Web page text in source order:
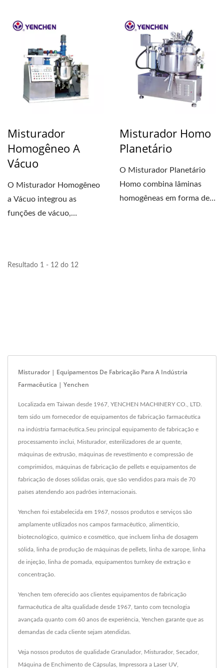
secagem,...
Misturador
Homogêneo A
Vácuo
O Misturador Homogêneo
a Vácuo integrou as
funções de vácuo,
Misturador Homo
Planetário
O Misturador Planetário
Homo combina lâminas
homogêneas em forma de
Resultado 1 - 12 do 12
Misturador | Equipamentos De Fabricação Para A Indústria
Farmacêutica | Yenchen
Localizada em Taiwan desde 1967, YENCHEN MACHINERY CO., LTD.
tem sido um fornecedor de equipamentos de fabricação farmacêutica
na indústria farmacêutica.Seu principal equipamento de fabricação e
processamento inclui, Misturador, esterilizadores de ar quente,
máquinas de extrusão, máquinas de revestimento e compressão de
comprimidos, máquinas de fabricação de pellets e equipamentos de
fabricação de doses sólidas orais, que são vendidos para mais de 70
países atendendo aos padrões internacionais.
Yenchen foi estabelecida em 1967, nossos produtos e serviços são
amplamente utilizados nos campos farmacêutico, alimentício,
biotecnológico, químico e cosmético, que incluem linha de dosagem
sólida, linha de produção de máquinas de pellets, linha de xarope, linha
de injeção, linha de pomada, equipamentos turnkey de extração e
concentração.
Yenchen tem oferecido aos clientes equipamentos de fabricação
farmacêutica de alta qualidade desde 1967, tanto com tecnologia
avançada quanto com 60 anos de experiência, Yenchen garante que as
demandas de cada cliente sejam atendidas.
Veja nossos produtos de qualidade Granulador, Misturador, Secador,
Máquina de Enchimento de Cápsulas Impressora a Laser UV